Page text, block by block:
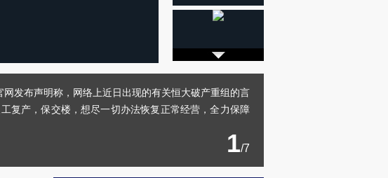
发布声明称，网络上近日出现的有关恒大破产重组的言
复产，保交楼，想尽一切办法恢复正常经营，全力保障
1/7